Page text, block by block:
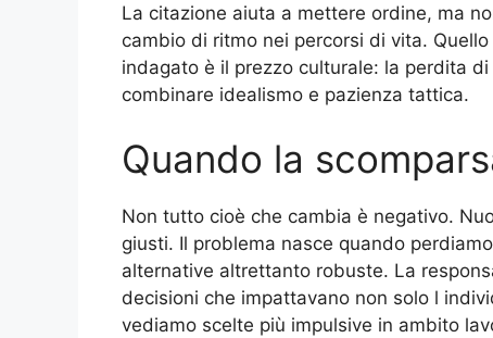
La citazione aiuta a mettere ordine, ma
cambio di ritmo nei percorsi di vita.
indagato è il prezzo culturale: la perdita
combinare idealismo e pazienza tattica.
Quando la
Non tutto cioè che cambia è negativo.
giusti. Il problema nasce quando
alternative altrettanto robuste. La
decisioni che impattavano non solo l
vediamo scelte più impulsive in ambito